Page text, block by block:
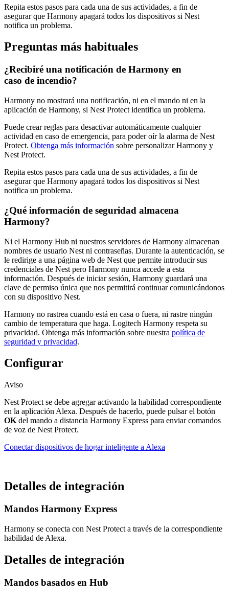
Repita estos pasos para cada una de sus actividades, a fin de
asegurar que Harmony apagará todos los dispositivos si Nest
notifica un problema.
Preguntas más habituales
¿Recibiré una notificación de Harmony en
caso de incendio?
Harmony no mostrará una notificación, ni en el mando ni en la
aplicación de Harmony, si Nest Protect identifica un problema.
Puede crear reglas para desactivar automáticamente cualquier
actividad en caso de emergencia, para poder oír la alarma de Nest
Protect. Obtenga más información sobre personalizar Harmony y
Nest Protect.
Repita estos pasos para cada una de sus actividades, a fin de
asegurar que Harmony apagará todos los dispositivos si Nest
notifica un problema.
¿Qué información de seguridad almacena
Harmony?
Ni el Harmony Hub ni nuestros servidores de Harmony almacenan
nombres de usuario Nest ni contraseñas. Durante la autenticación, se
le redirige a una página web de Nest que permite introducir sus
credenciales de Nest pero Harmony nunca accede a esta
información. Después de iniciar sesión, Harmony guardará una
clave de permiso única que nos permitirá continuar comunicándonos
con su dispositivo Nest.
Harmony no rastrea cuando está en casa o fuera, ni rastre ningún
cambio de temperatura que haga. Logitech Harmony respeta su
privacidad. Obtenga más información sobre nuestra política de
seguridad y privacidad.
Configurar
Aviso
Nest Protect se debe agregar activando la habilidad correspondiente
en la aplicación Alexa. Después de hacerlo, puede pulsar el botón
OK del mando a distancia Harmony Express para enviar comandos
de voz de Nest Protect.
Conectar dispositivos de hogar inteligente a Alexa
Detalles de integración
Mandos Harmony Express
Harmony se conecta con Nest Protect a través de la correspondiente
habilidad de Alexa.
Detalles de integración
Mandos basados en Hub